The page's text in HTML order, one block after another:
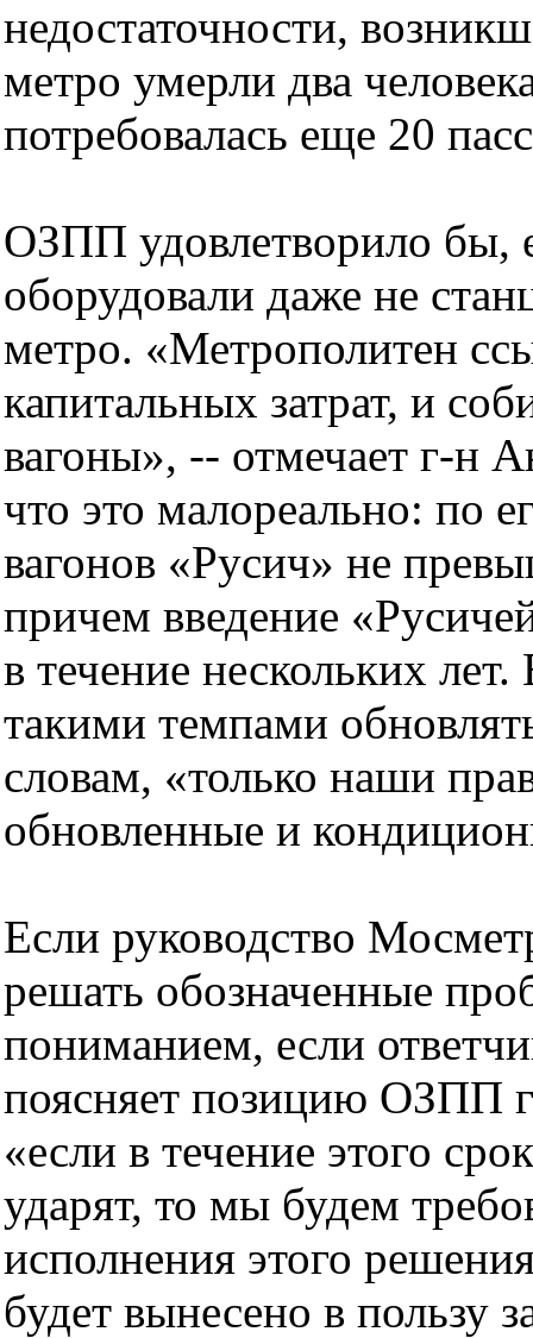
недостаточности,
метро умерли два
потребовалась еще 20
ОЗПП удовлетворило бы,
оборудовали даже не
метро. «Метрополитен
капитальных затрат, и
вагоны», -- отмечает г-н
что это малореально: по
вагонов «Русич» не
причем введение
в течение нескольких
такими темпами
словам, «только наши
обновленные и
Если руководство
решать обозначенные
пониманием, если
поясняет позицию ОЗПП
«если в течение этого
ударят, то мы будем
исполнения этого
будет вынесено в пользу